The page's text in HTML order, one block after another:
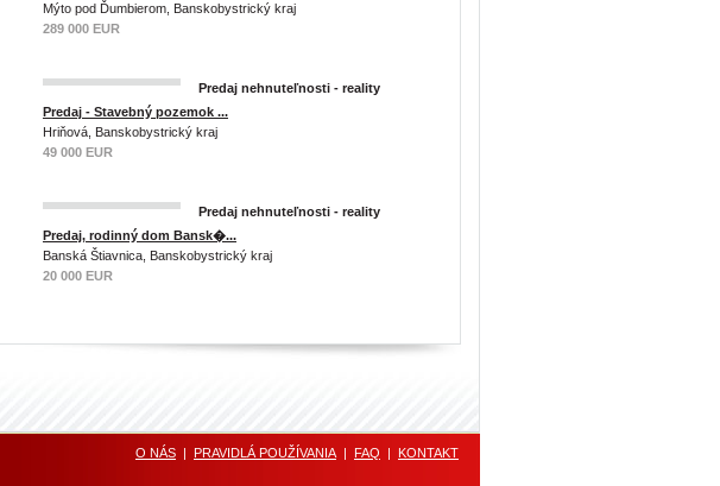
Mýto pod Ďumbierom, Banskobystrický kraj
289 000 EUR
Predaj nehnuteľnosti - reality
Predaj - Stavebný pozemok ...
Hriňová, Banskobystrický kraj
49 000 EUR
Predaj nehnuteľnosti - reality
Predaj, rodinný dom Bansk�...
Banská Štiavnica, Banskobystrický kraj
20 000 EUR
O NÁS | PRAVIDLÁ POUŽÍVANIA | FAQ |
KONTAKT